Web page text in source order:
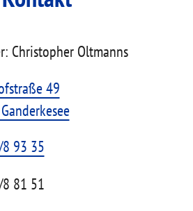
Christopher Oltmanns
49
93 35
81 51